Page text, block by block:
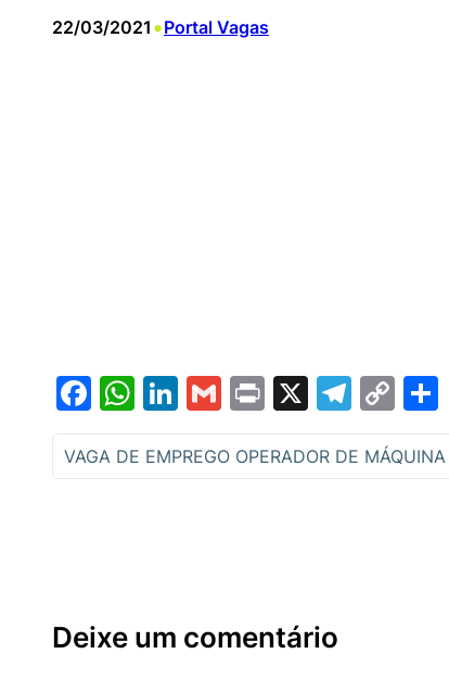
22/03/2021 •Portal Vagas
Facebook
WhatsApp
LinkedIn
GmailPrint
X
VAGA DE EMPREGO OPERADOR DE MÁQUINA
Deixe um comentário